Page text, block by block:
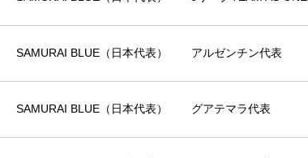
SAMURAI BLUE（日本代表） アルゼンチン代表
SAMURAI BLUE（日本代表） グアテマラ代表